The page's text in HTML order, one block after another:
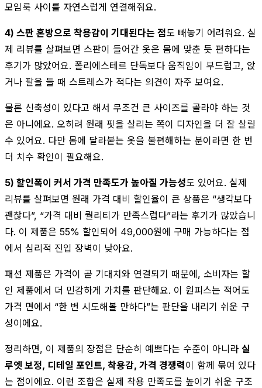
모임룩 사이를 자연스럽게 연결해줘요.
4) 스판 혼방으로 착용감이 기대된다는 점도 빼놓기 어려워요. 실
제 리뷰를 살펴보면 스판이 들어간 옷은 몸에 맞춘 듯 편하다는
후기가 많았어요. 폴리에스테르 단독보다 움직임이 부드럽고, 앉
거나 팔을 들 때 스트레스가 적다는 의견이 자주 보여요.
물론 신축성이 있다고 해서 무조건 큰 사이즈를 골라야 하는 것
은 아니에요. 오히려 원래 핏을 살리는 쪽이 디자인을 더 잘 살릴
수 있어요. 다만 몸에 달라붙는 옷을 불편해하는 분이라면 한 번
더 치수 확인이 필요해요.
5) 할인폭이 커서 가격 만족도가 높아질 가능성도 있어요. 실제
리뷰를 살펴보면 원래 가격 대비 할인율이 큰 상품은 “생각보다
괜찮다”, “가격 대비 퀄리티가 만족스럽다”라는 후기가 많았습니
다. 이 제품은 55% 할인되어 49,000원에 구매 가능하다는 점
에서 심리적 진입 장벽이 낮아요.
패션 제품은 가격이 곧 기대치와 연결되기 때문에, 소비자는 할
인 제품에서 더 민감하게 가치를 판단해요. 이 원피스는 적어도
가격 면에서 “한 번 시도해볼 만하다”는 판단을 내리기 쉬운 구
성이에요.
정리하면, 이 제품의 장점은 단순히 예쁘다는 수준이 아니라 실
루엣 보정, 디테일 포인트, 착용감, 가격 경쟁력이 함께 묶여 있다
는 점이에요. 이런 조합은 실제 착용 만족도를 높이기 쉬운 구조